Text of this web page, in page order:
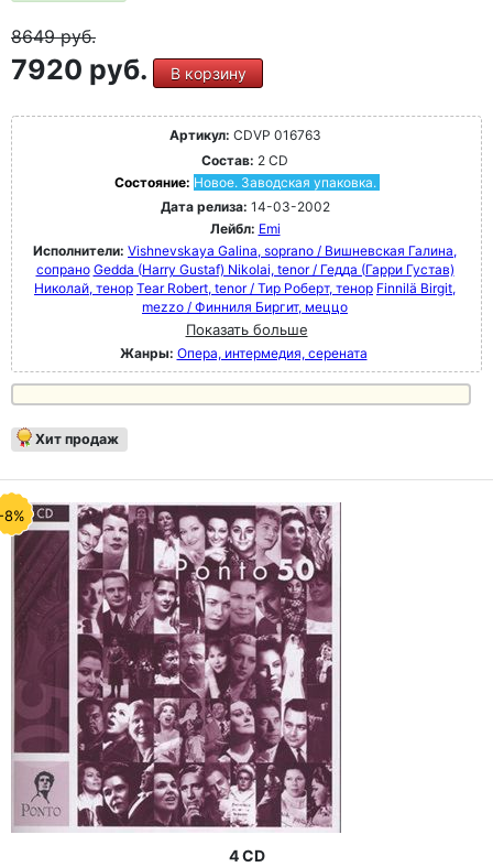
8649руб.
7920 руб. В корзину
Артикул: CDVP 016763
Состав: 2 CD
Состояние: Новое. Заводская упаковка.
Дата релиза: 14-03-2002
Лейбл: Emi
Исполнители: Vishnevskaya Galina, soprano / Вишневская Галина,
сопрано Gedda (Harry Gustaf) Nikolai, tenor / Гедда (Гарри Густав)
Николай, тенор Tear Robert, tenor / Тир Роберт, тенор Finnilä Birgit,
mezzo / Финниля Биргит, меццо
Показать больше
Жанры: Опера, интермедия, серената
Хит продаж
8%
4 CD